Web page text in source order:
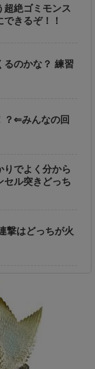
e
超絶ゴミモンス
きるぞ！！
るのかな？ 練習
？⇐みんなの回
りでよく分から
セル突きどっち
撃はどっちが火